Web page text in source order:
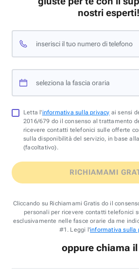
nostri esperti!
inserisci il tuo numero di telefono
seleziona la fascia oraria
Letta l'informativa sulla privacy ai sensi
2016/679 do il consenso al trattamento
ricevere contatti telefonici sulle offerte
sulla disponibilità del servizio, in base
(facoltativo).
RICHIAMAMI
Cliccando su Richiamami Gratis do il
personali per ricevere contatti telefonici
esclusivamente nelle fasce orarie da me
#1. Leggi l'informativa sulla
oppure chiama il